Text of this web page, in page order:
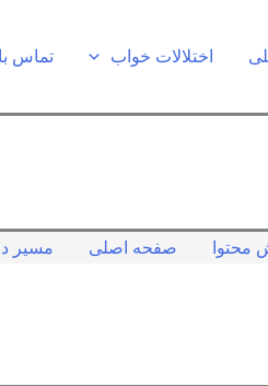
اختلالات خواب تماس
محتوا صفحه اصلی
مسیر